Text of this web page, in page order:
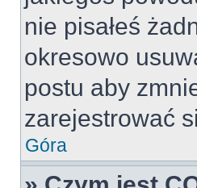
nie pisałeś
okresowo
postu aby
zarejestrować
Góra